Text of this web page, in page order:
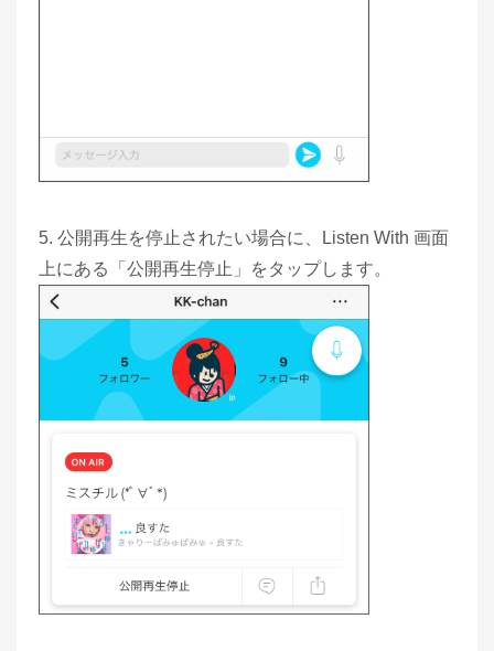
5. 公開再生を停止されたい場合に、Listen With 画面
上にある「公開再生停止」をタップします。